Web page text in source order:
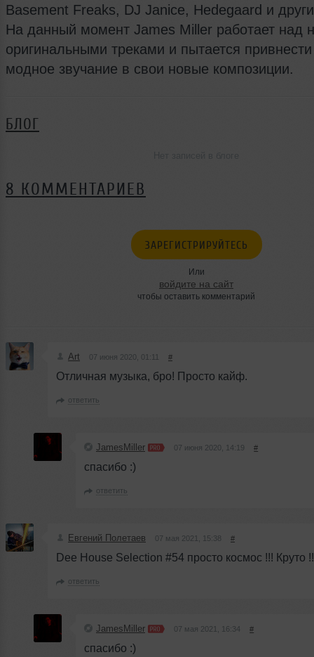
Basement Freaks, DJ Janice, Hedegaard и
На данный момент James Miller работает над
оригинальными треками и пытается
модное звучание в свои новые композиции.
БЛОГ
8 КОММЕНТАРИЕВ
ЗАРЕГИСТРИРУЙТЕСЬ
Или
войдите на сайт
чтобы оставить комментарий
Art 07 июня 2020, 01:11 #
Отличная музыка, бро! Просто кайф.
ответить
JamesMiller 07 июня 2020, 14:19 #
спасибо :)
ответить
Евгений Полетаев 07 мая 2021, 15:38 #
Dee House Selection #54 просто космос !!! Круто
ответить
JamesMiller 07 мая 2021, 16:34 #
спасибо :)